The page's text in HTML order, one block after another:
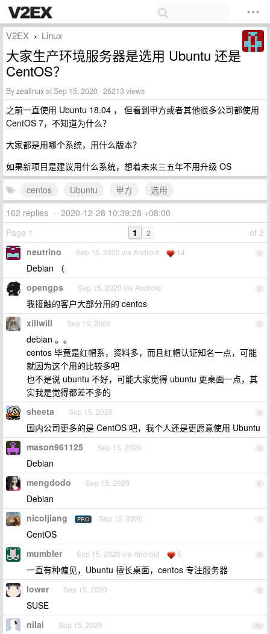
V2EX › Linux
大家生产环境服务器是选用 Ubuntu 还是
CentOS？
Byzealinuxat Sep 15, 2020 · 26213 views
之前一直使用 Ubuntu 18.04 ， 但看到甲方或者其他很多公司都使用
CentOS 7，不知道为什么？
大家都是用哪个系统，用什么版本？
如果新项目是建议用什么系统，想着未来三五年不用升级 OS
centos
Ubuntu 甲方
选用
162 replies • 2020-12-28 10:39:28 +08:00
Page 1
of 2
1 2
1
neutrino Sep 15, 2020 via Android 14
Debian （
2
opengps Sep 15, 2020 via Android
我接触的客户大部分用的 centos
3
xillwill Sep 15, 2020
debian 。。
centos 毕竟是红帽系，资料多，而且红帽认证知名一点，可能
就因为这个用的比较多吧
也不是说 ubuntu 不好，可能大家觉得 ubuntu 更桌面一点，其
实我是觉得都差不多的
4
sheeta Sep 15, 2020
国内公司更多的是 CentOS 吧，我个人还是更愿意使用 Ubuntu
5
mason961125 Sep 15, 2020
Debian
6
mengdodo Sep 15, 2020
Debian
7
nicoljiang PRO Sep 15, 2020
CentOS
8
mumbler Sep 15, 2020 via Android 5
一直有种偏见，Ubuntu 擅长桌面，centos 专注服务器
9
lower Sep 15, 2020
SUSE
10
nilai Sep 15, 2020